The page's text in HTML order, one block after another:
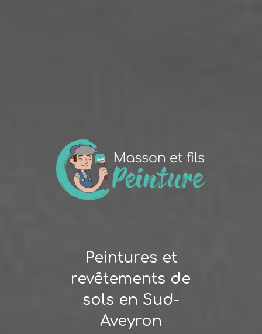
Peintures et
revêtements de
sols en Sud-
Aveyron